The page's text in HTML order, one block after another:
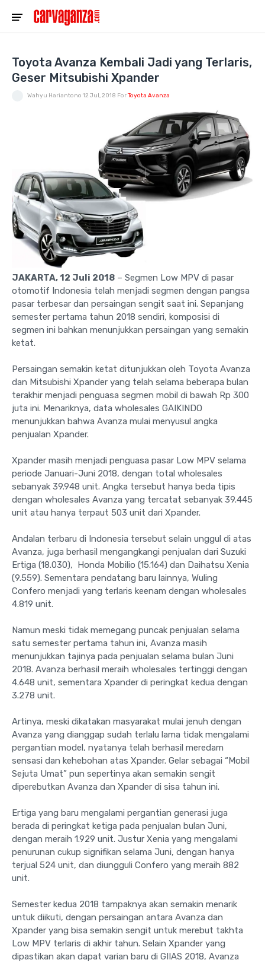
Toyota Avanza Kembali Jadi yang Terlaris,
Geser Mitsubishi Xpander
Wahyu Hariantono 12 Jul, 2018 ForToyota Avanza
JAKARTA, 12 Juli 2018 – Segmen Low MPV di pasar
otomotif Indonesia telah menjadi segmen dengan pangsa
pasar terbesar dan persaingan sengit saat ini. Sepanjang
semester pertama tahun 2018 sendiri, komposisi di
segmen ini bahkan menunjukkan persaingan yang semakin
ketat.
Persaingan semakin ketat ditunjukkan oleh Toyota Avanza
dan Mitsubishi Xpander yang telah selama beberapa bulan
terakhir menjadi penguasa segmen mobil di bawah Rp 300
juta ini. Menariknya, data wholesales GAIKINDO
menunjukkan bahwa Avanza mulai menyusul angka
penjualan Xpander.
Xpander masih menjadi penguasa pasar Low MPV selama
periode Januari-Juni 2018, dengan total wholesales
sebanyak 39.948 unit. Angka tersebut hanya beda tipis
dengan wholesales Avanza yang tercatat sebanyak 39.445
unit atau hanya terpaut 503 unit dari Xpander.
Andalan terbaru di Indonesia tersebut selain unggul di atas
Avanza, juga berhasil mengangkangi penjualan dari Suzuki
Ertiga (18.030), Honda Mobilio (15.164) dan Daihatsu Xenia
(9.559). Sementara pendatang baru lainnya, Wuling
Confero menjadi yang terlaris keenam dengan wholesales
4.819 unit.
Namun meski tidak memegang puncak penjualan selama
satu semester pertama tahun ini, Avanza masih
menunjukkan tajinya pada penjualan selama bulan Juni
2018. Avanza berhasil meraih wholesales tertinggi dengan
4.648 unit, sementara Xpander di peringkat kedua dengan
3.278 unit.
Artinya, meski dikatakan masyarakat mulai jenuh dengan
Avanza yang dianggap sudah terlalu lama tidak mengalami
pergantian model, nyatanya telah berhasil meredam
sensasi dan kehebohan atas Xpander. Gelar sebagai “Mobil
Sejuta Umat” pun sepertinya akan semakin sengit
diperebutkan Avanza dan Xpander di sisa tahun ini.
Ertiga yang baru mengalami pergantian generasi juga
berada di peringkat ketiga pada penjualan bulan Juni,
dengan meraih 1.929 unit. Justur Xenia yang mengalami
penurunan cukup signifikan selama Juni, dengan hanya
terjual 524 unit, dan diungguli Confero yang meraih 882
unit.
Semester kedua 2018 tampaknya akan semakin menarik
untuk diikuti, dengan persaingan antara Avanza dan
Xpander yang bisa semakin sengit untuk merebut takhta
Low MPV terlaris di akhir tahun. Selain Xpander yang
dipastikan akan dapat varian baru di GIIAS 2018, Avanza